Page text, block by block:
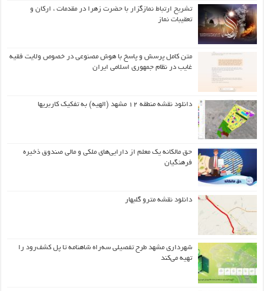
تشریح ارتباط نمازگزار با حضرت زهرا در مقدمات ، ارکان و
تعقیبات نماز
متن کامل پرسش و پاسخ با هوش مصنوعی در خصوص ولایت فقیه
غایب در نظام جمهوری اسلامی ایران
دانلود نقشه منطقه ۱۲ مشهد (الهیه) به تفکیک کاربریها
حق مالکانه یک معلم از دارایی‌های ملکی و مالی صندوق ذخیره
فرهنگیان
دانلود نقشه مترو گلبهار
شهرداری مشهد طرح تفصیلی سه‌راه شاهنامه تا پل کشف‌رود را
تهیه می‌کند